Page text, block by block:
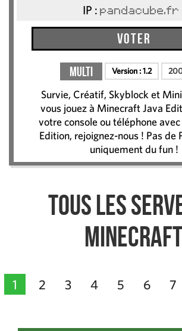
IP : pandacube.fr
Voter
Multi Version :1.2
Survie, Créatif, Skyblock et
vous jouez à Minecraft Java
votre console ou téléphone
Edition, rejoignez-nous ! Pas de
uniquement du fun !
Tous les
Minecraft
1 2 3 4 5 6 7